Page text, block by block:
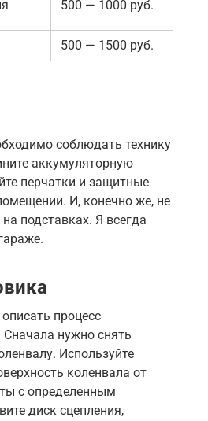
500 — 1000 руб.
500 — 1500 руб.
соблюдать технику
аккумуляторную
перчатки и защитные
И, конечно же, не
подставках. Я всегда
процесс
нужно снять
Используйте
коленвала от
с определенным
диск сцепления,